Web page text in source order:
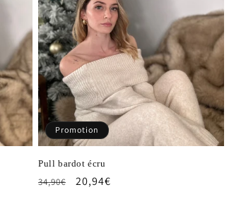
Promotion
Pull bardot écru
Prix
34,90€
Prix
20,94€